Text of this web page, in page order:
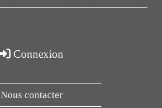
Connexion
Nous contacter